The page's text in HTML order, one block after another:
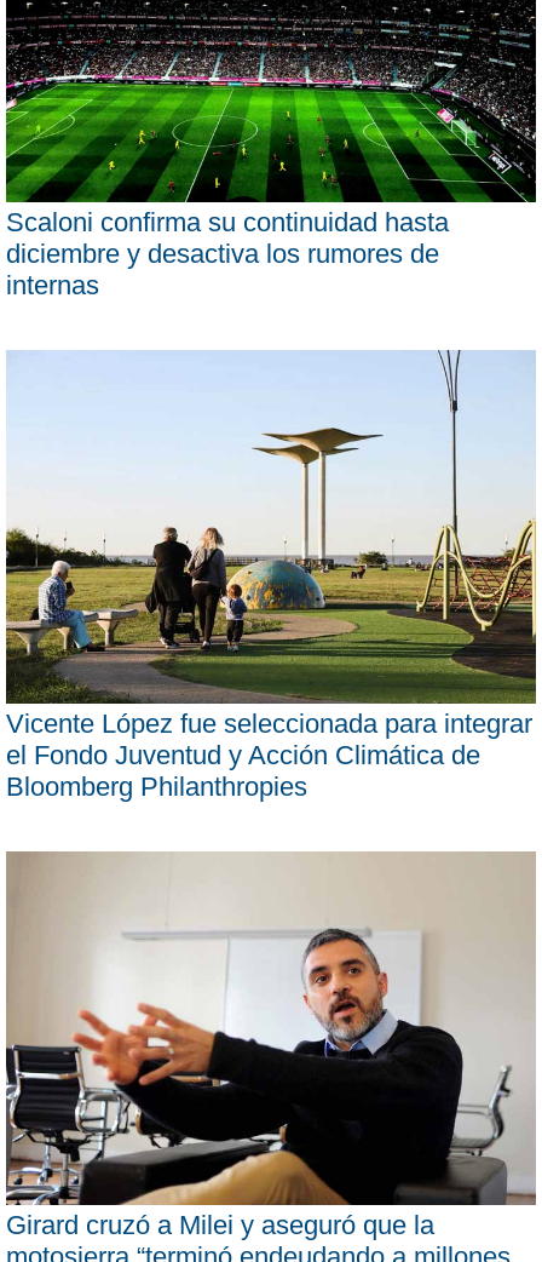
Scaloni confirma su continuidad hasta
diciembre y desactiva los rumores de
internas
Vicente López fue seleccionada para integrar
el Fondo Juventud y Acción Climática de
Bloomberg Philanthropies
Girard cruzó a Milei y aseguró que la